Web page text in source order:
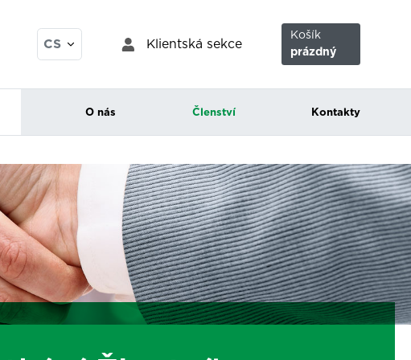
Klientská sekce
Košík
prázdný
CS
O nás Členství Kontakty